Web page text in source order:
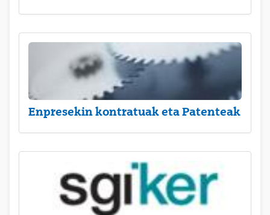
Enpresekin kontratuak eta Patenteak